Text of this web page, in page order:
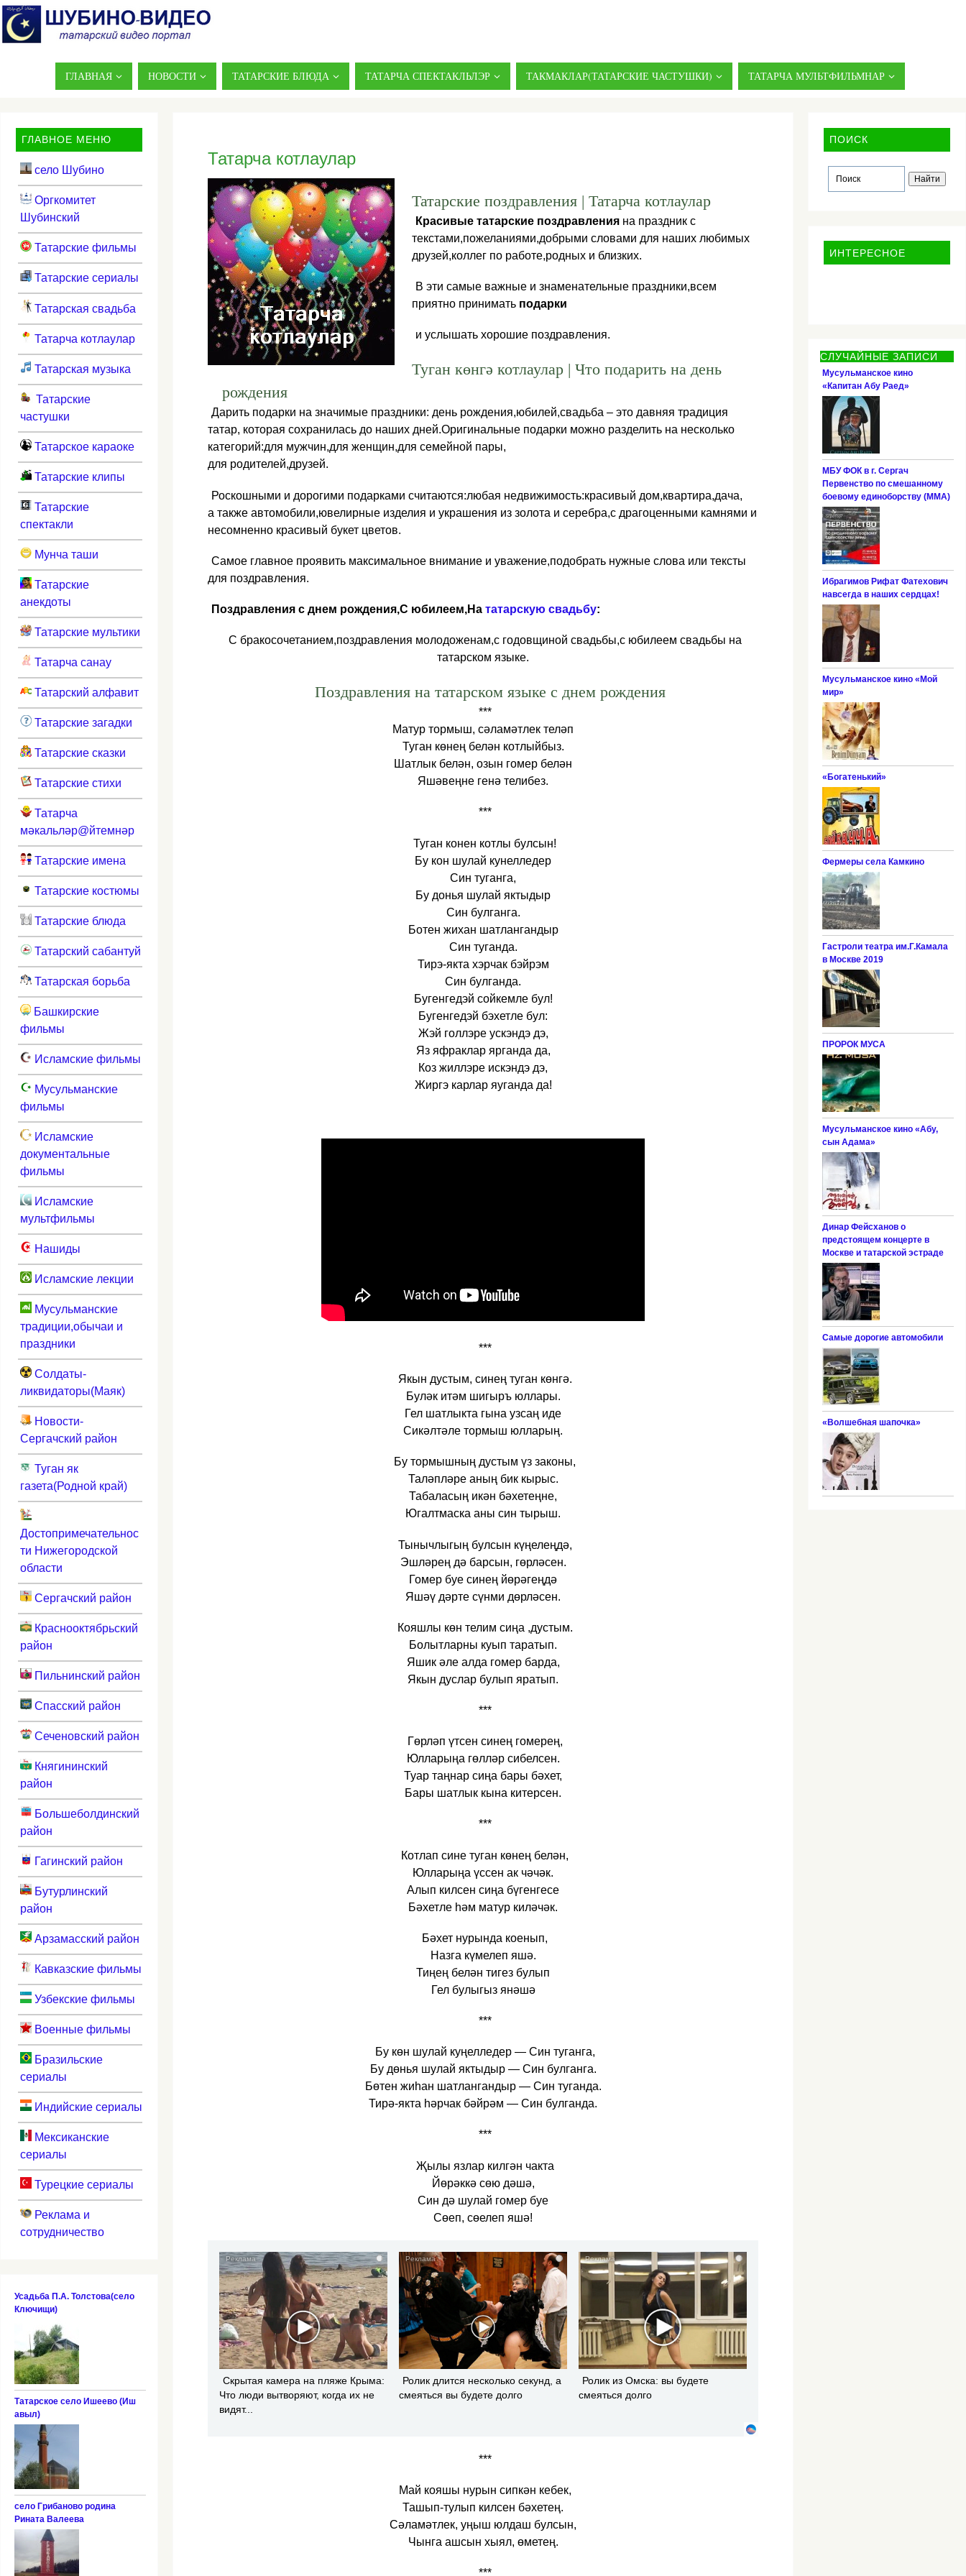
ГЛАВНАЯ НОВОСТИ ТАТАРСКИЕ БЛЮДА ТАТАРЧА СПЕКТАКЛЬЛЭР ТАКМАКЛАР(ТАТАРСКИЕ ЧАСТУШКИ) ТАТАРЧА МУЛЬТФИЛЬМНАР
Татарча котлаулар
Татарские поздравления | Татарча котлаулар
Красивые татарские поздравления на праздник с
текстами,пожеланиями,добрыми словами для наших любимых
друзей,коллег по работе,родных и близких.
В эти самые важные и знаменательные праздники,всем
приятно принимать подарки
и услышать хорошие поздравления.
Туган көнгә котлаулар | Что подарить на день
рождения
Дарить подарки на значимые праздники: день рождения,юбилей,свадьба – это давняя традиция
татар, которая сохранилась до наших дней.Оригинальные подарки можно разделить на несколько
категорий:для мужчин,для женщин,для семейной пары,
для родителей,друзей.
Роскошными и дорогими подарками считаются:любая недвижимость:красивый дом,квартира,дача,
а также автомобили,ювелирные изделия и украшения из золота и серебра,с драгоценными камнями и
несомненно красивый букет цветов.
Самое главное проявить максимальное внимание и уважение,подобрать нужные слова или тексты
для поздравления.
Поздравления с днем рождения,С юбилеем,На татарскую свадьбу:
С бракосочетанием,поздравления молодоженам,с годовщиной свадьбы,с юбилеем свадьбы на
татарском языке.
Поздравления на татарском языке с днем рождения
***
Матур тормыш, сәламәтлек теләп
Туган көнең белән котлыйбыз.
Шатлык белән, озын гомер белән
Яшәвеңне генә телибез.
***
Туган конен котлы булсын!
Бу кон шулай кунелледер
Син туганга,
Бу донья шулай яктыдыр
Син булганга.
Ботен жихан шатлангандыр
Син туганда.
Тирэ-якта хэрчак бэйрэм
Син булганда.
Бугенгедэй сойкемле бул!
Бугенгедэй бэхетле бул:
Жэй голлэре ускэндэ дэ,
Яз яфраклар ярганда да,
Коз жиллэре искэндэ дэ,
Жиргэ карлар яуганда да!
***
Якын дустым, синең туган көнгә.
Буләк итәм шигыръ юллары.
Гел шатлыкта гына узсаң иде
Сикәлтәле тормыш юлларың.
Бу тормышның дустым үз законы,
Таләпләре аның бик кырыс.
Табаласың икән бәхетеңне,
Югалтмаска аны син тырыш.
Тынычлыгың булсын күңелеңдә,
Эшләрең дә барсын, гөрләсен.
Гомер буе синең йөрәгеңдә
Яшәү дәрте сүнми дөрләсен.
Кояшлы көн телим сиңа ,дустым.
Болытларны куып таратып.
Яшик әле алда гомер барда,
Якын дуслар булып яратып.
***
Гөрләп үтсен синең гомерең,
Юлларыңа гөлләр сибелсен.
Туар таңнар сиңа бары бәхет,
Бары шатлык кына китерсен.
***
Котлап сине туган көнең белән,
Юлларыңа үссен ак чәчәк.
Алып килсен сиңа бүгенгесе
Бәхетле һәм матур киләчәк.
Бәхет нурында коенып,
Назга күмелеп яшә.
Тиңең белән тигез булып
Гел булыгыз янәшә
***
Бу көн шулай куңелледер — Син туганга,
Бу дөнья шулай яктыдыр — Син булганга.
Бөтен жиһан шатлангандыр — Син туганда.
Тирә-якта һәрчак бәйрәм — Син булганда.
***
Җылы язлар килгән чакта
Йөрәккә сөю дәшә,
Син дә шулай гомер буе
Сөеп, сөелеп яшә!
i
Скрытая камера на пляже Крыма:
Что люди вытворяют, когда их не
видят...
i
Ролик длится несколько секунд, а
смеяться вы будете долго
i
Ролик из Омска: вы будете
смеяться долго
***
Май кояшы нурын сипкән кебек,
Ташып-тулып килсен бәхетең.
Сәламәтлек, уңыш юлдаш булсын,
Чынга ашсын хыял, өметең.
***
ГЛАВНОЕ МЕНЮ
село Шубино
Оргкомитет
Шубинский
Татарские фильмы
Татарские сериалы
Татарская свадьба
Татарча котлаулар
Татарская музыка
Татарские
частушки
Татарское караоке
Татарские клипы
Татарские
спектакли
Мунча таши
Татарские
анекдоты
Татарские мультики
Татарча санау
Татарский алфавит
Татарские загадки
Татарские сказки
Татарские стихи
Татарча
мәкальләр@йтемнәр
Татарские имена
Татарские костюмы
Татарские блюда
Татарский сабантуй
Татарская борьба
Башкирские
фильмы
Исламские фильмы
Мусульманские
фильмы
Исламские
документальные
фильмы
Исламские
мультфильмы
Нашиды
Исламские лекции
Мусульманские
традиции,обычаи и
праздники
Солдаты-
ликвидаторы(Маяк)
Новости-
Сергачский район
Туган як
газета(Родной край)
Достопримечательнос
ти Нижегородской
области
Сергачский район
Краснооктябрьский
район
Пильнинский район
Спасский район
Сеченовский район
Княгининский
район
Большеболдинский
район
Гагинский район
Бутурлинский
район
Арзамасский район
Кавказские фильмы
Узбекские фильмы
Военные фильмы
Бразильские
сериалы
Индийские сериалы
Мексиканские
сериалы
Турецкие сериалы
Реклама и
сотрудничество
Усадьба П.А. Толстова(село
Ключищи)
Татарское село Ишеево (Иш
авыл)
село Грибаново родина
Рината Валеева
ПОИСК
ИНТЕРЕСНОЕ
СЛУЧАЙНЫЕ ЗАПИСИ
Мусульманское кино
«Капитан Абу Раед»
МБУ ФОК в г. Сергач
Первенство по смешанному
боевому единоборству (ММА)
Ибрагимов Рифат Фатехович
навсегда в наших сердцах!
Мусульманское кино «Мой
мир»
«Богатенький»
Фермеры села Камкино
Гастроли театра им.Г.Камала
в Москве 2019
ПРОРОК МУСА
Мусульманское кино «Абу,
сын Адама»
Динар Фейсханов о
предстоящем концерте в
Москве и татарской эстраде
Самые дорогие автомобили
«Волшебная шапочка»